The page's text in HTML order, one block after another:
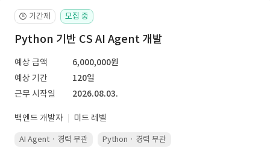
🕒 기간제 모집 중
Python 기반 CS AI Agent 개발
예상 금액
6,000,000원
예상 기간
120일
근무 시작일
2026.08.03.
백엔드 개발자 미드 레벨
AI Agent · 경력 무관 Python · 경력 무관